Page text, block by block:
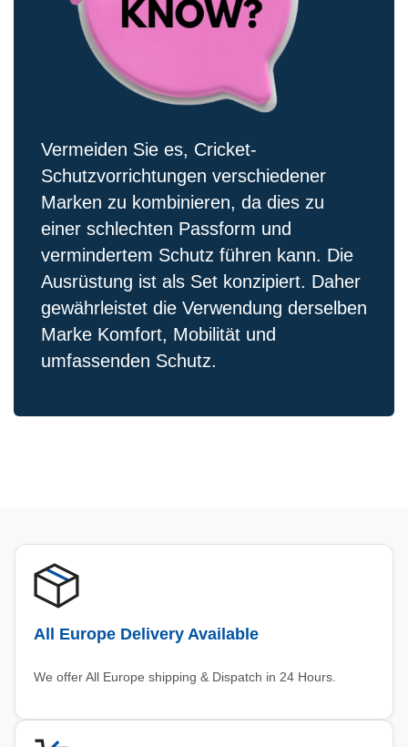
Vermeiden Sie es, Cricket-
Schutzvorrichtungen verschiedener
Marken zu kombinieren, da dies zu
einer schlechten Passform und
vermindertem Schutz führen kann. Die
Ausrüstung ist als Set konzipiert. Daher
gewährleistet die Verwendung derselben
Marke Komfort, Mobilität und
umfassenden Schutz.
All Europe Delivery Available
We offer All Europe shipping & Dispatch in 24 Hours.